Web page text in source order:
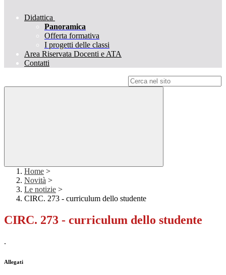
Didattica
Panoramica
Offerta formativa
I progetti delle classi
Area Riservata Docenti e ATA
Contatti
Home >
Novità >
Le notizie >
CIRC. 273 - curriculum dello studente
CIRC. 273 - curriculum dello studente
.
Allegati